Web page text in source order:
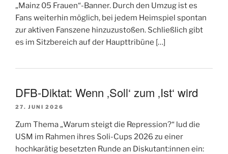
„Mainz 05 Frauen“-Banner. Durch den Umzug ist es
Fans weiterhin möglich, bei jedem Heimspiel spontan
zur aktiven Fanszene hinzuzustoßen. Schließlich gibt
es im Sitzbereich auf der Haupttribüne […]
DFB-Diktat: Wenn ‚Soll‘ zum ‚Ist‘ wird
27. JUNI 2026
Zum Thema „Warum steigt die Repression?“ lud die
USM im Rahmen ihres Soli-Cups 2026 zu einer
hochkarätig besetzten Runde an Diskutant:innen ein: